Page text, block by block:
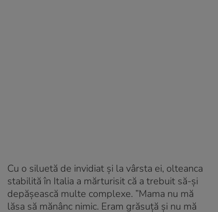
Cu o siluetă de invidiat și la vârsta ei, olteanca
stabilită în Italia a mărturisit că a trebuit să-și
depășească multe complexe. ”Mama nu mă
lăsa să mănânc nimic. Eram grăsuță și nu mă